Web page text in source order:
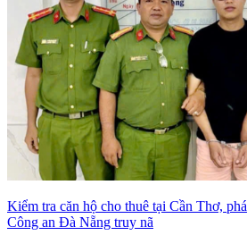
Kiểm tra căn hộ cho thuê tại Cần Thơ,
Công an Đà Nẵng truy nã